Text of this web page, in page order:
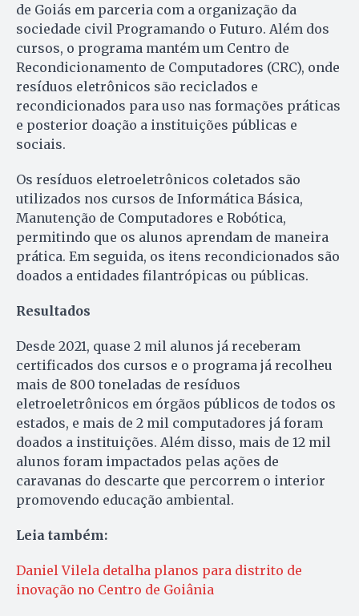
de Goiás em parceria com a organização da
sociedade civil Programando o Futuro. Além dos
cursos, o programa mantém um Centro de
Recondicionamento de Computadores (CRC), onde
resíduos eletrônicos são reciclados e
recondicionados para uso nas formações práticas
e posterior doação a instituições públicas e
sociais.
Os resíduos eletroeletrônicos coletados são
utilizados nos cursos de Informática Básica,
Manutenção de Computadores e Robótica,
permitindo que os alunos aprendam de maneira
prática. Em seguida, os itens recondicionados são
doados a entidades filantrópicas ou públicas.
Resultados
Desde 2021, quase 2 mil alunos já receberam
certificados dos cursos e o programa já recolheu
mais de 800 toneladas de resíduos
eletroeletrônicos em órgãos públicos de todos os
estados, e mais de 2 mil computadores já foram
doados a instituições. Além disso, mais de 12 mil
alunos foram impactados pelas ações de
caravanas do descarte que percorrem o interior
promovendo educação ambiental.
Leia também:
Daniel Vilela detalha planos para distrito de
inovação no Centro de Goiânia